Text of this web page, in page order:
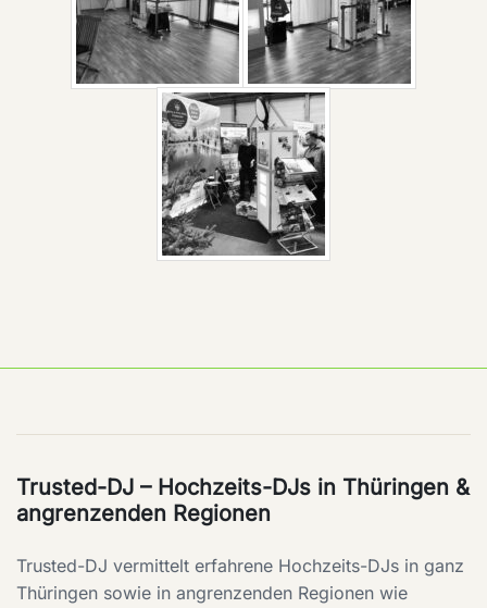
Trusted-DJ – Hochzeits-DJs in Thüringen &
angrenzenden Regionen
Trusted-DJ vermittelt erfahrene Hochzeits-DJs in ganz
Thüringen sowie in angrenzenden Regionen wie